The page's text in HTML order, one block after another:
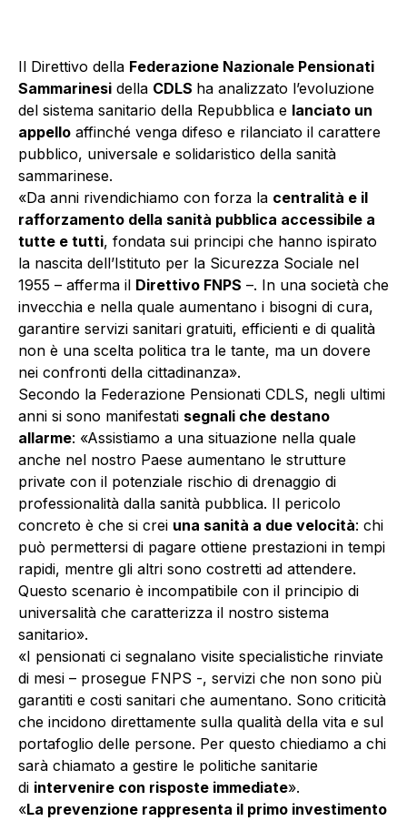
Il Direttivo della Federazione Nazionale Pensionati
Sammarinesi della CDLS ha analizzato l’evoluzione
del sistema sanitario della Repubblica e lanciato un
appello affinché venga difeso e rilanciato il carattere
pubblico, universale e solidaristico della sanità
sammarinese.
«Da anni rivendichiamo con forza la centralità e il
rafforzamento della sanità pubblica accessibile a
tutte e tutti, fondata sui principi che hanno ispirato
la nascita dell’Istituto per la Sicurezza Sociale nel
1955 – afferma il Direttivo FNPS –. In una società che
invecchia e nella quale aumentano i bisogni di cura,
garantire servizi sanitari gratuiti, efficienti e di qualità
non è una scelta politica tra le tante, ma un dovere
nei confronti della cittadinanza».
Secondo la Federazione Pensionati CDLS, negli ultimi
anni si sono manifestati segnali che destano
allarme: «Assistiamo a una situazione nella quale
anche nel nostro Paese aumentano le strutture
private con il potenziale rischio di drenaggio di
professionalità dalla sanità pubblica. Il pericolo
concreto è che si crei una sanità a due velocità: chi
può permettersi di pagare ottiene prestazioni in tempi
rapidi, mentre gli altri sono costretti ad attendere.
Questo scenario è incompatibile con il principio di
universalità che caratterizza il nostro sistema
sanitario».
«I pensionati ci segnalano visite specialistiche rinviate
di mesi – prosegue FNPS -, servizi che non sono più
garantiti e costi sanitari che aumentano. Sono criticità
che incidono direttamente sulla qualità della vita e sul
portafoglio delle persone. Per questo chiediamo a chi
sarà chiamato a gestire le politiche sanitarie
di intervenire con risposte immediate».
«La prevenzione rappresenta il primo investimento